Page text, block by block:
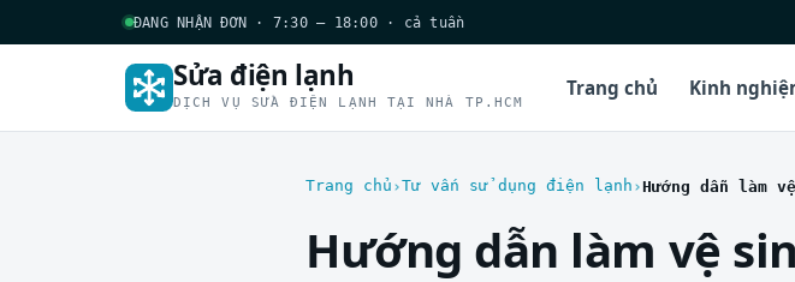
ĐANG NHẬN ĐƠN · 7:30 – 18:00 · cả tuần
Sửa điện lạnh
DỊCH VỤ SỬA ĐIỆN LẠNH TẠI NHÀ TP.HCM
Trang chủ Kinh
Trang chủ Tư vấn sử dụng điện lạnh Hướng dẫn làm
Hướng dẫn làm vệ